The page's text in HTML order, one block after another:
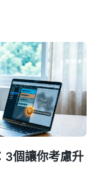
3個讓你考慮升